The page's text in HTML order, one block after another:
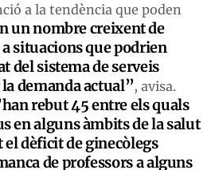
a la tendència que poden
un nombre creixent de
situacions que podrien
del sistema de serveis
demanda actual”, avisa.
rebut 45 entre els quals
en alguns àmbits de la salut
dèficit de ginecòlegs
de professors a alguns